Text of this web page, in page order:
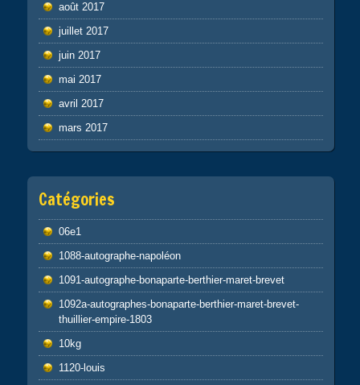
août 2017
juillet 2017
juin 2017
mai 2017
avril 2017
mars 2017
Catégories
06e1
1088-autographe-napoléon
1091-autographe-bonaparte-berthier-maret-brevet
1092a-autographes-bonaparte-berthier-maret-brevet-
thuillier-empire-1803
10kg
1120-louis